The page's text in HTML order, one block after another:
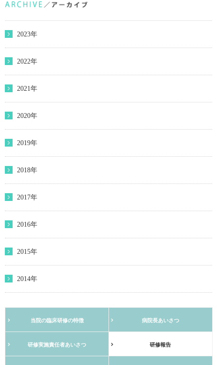
2023年
2022年
2021年
2020年
2019年
2018年
2017年
2016年
2015年
2014年
当院の臨床研修の特徴 病院長あいさつ
研修実施責任者あいさつ 研修報告